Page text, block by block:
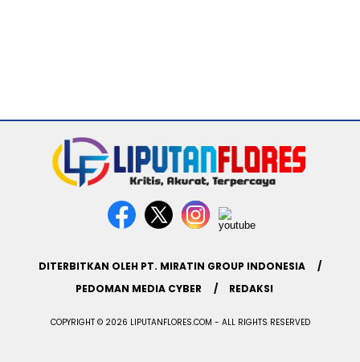
DITERBITKAN OLEH PT. MIRATIN GROUP INDONESIA
PEDOMAN MEDIA CYBER
REDAKSI
COPYRIGHT © 2026 LIPUTANFLORES.COM - ALL RIGHTS RESERVED